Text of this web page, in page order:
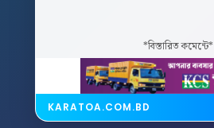
*বিস্তারিত কমেন্টে*
KARATOA.COM.BD